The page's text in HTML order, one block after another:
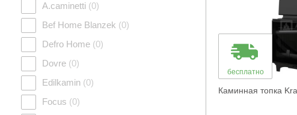
A.caminetti (0)
Bef Home Blanzek (0)
Defro Home (0)
Dovre (0)
Edilkamin (0)
Focus (0)
бесплатно
Каминная топка